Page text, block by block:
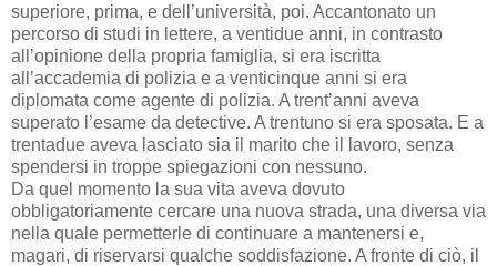
superiore, prima, e dell’università, poi. Accantonato un
percorso di studi in lettere, a ventidue anni, in contrasto
all’opinione della propria famiglia, si era iscritta
all’accademia di polizia e a venticinque anni si era
diplomata come agente di polizia. A trent’anni aveva
superato l’esame da detective. A trentuno si era sposata. E a
trentadue aveva lasciato sia il marito che il lavoro, senza
spendersi in troppe spiegazioni con nessuno.
Da quel momento la sua vita aveva dovuto
obbligatoriamente cercare una nuova strada, una diversa via
nella quale permetterle di continuare a mantenersi e,
magari, di riservarsi qualche soddisfazione. A fronte di ciò, il